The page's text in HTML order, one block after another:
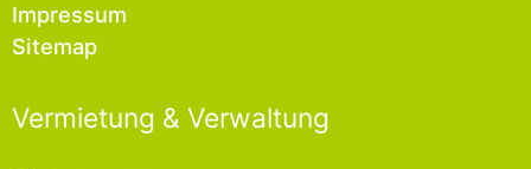
Impressum
Sitemap
Vermietung & Verwaltung